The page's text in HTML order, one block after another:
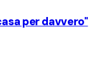
per davvero"